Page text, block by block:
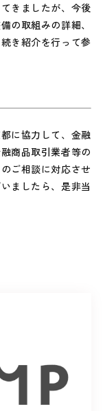
きましたが、今後
の取組みの詳細、
き紹介を行って参
に協力して、金融
商品取引業者等の
ご相談に対応させ
ましたら、是非当